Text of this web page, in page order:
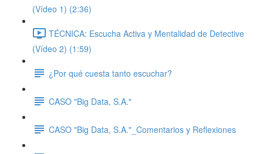
(Vídeo 1) (2:36)
TÉCNICA: Escucha Activa y Mentalidad de Detective
(Vídeo 2) (1:59)
¿Por qué cuesta tanto escuchar?
CASO "Big Data, S.A."
CASO "Big Data, S.A."_Comentarios y Reflexiones